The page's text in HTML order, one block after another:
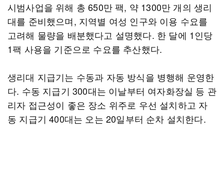
시범사업을 위해 총 650만 팩, 약 1300만 개의 생리
대를 준비했으며, 지역별 여성 인구와 이용 수요를
고려해 물량을 배분했다고 설명했다. 한 달에 1인당
1팩 사용을 기준으로 수요를 추산했다.
생리대 지급기는 수동과 자동 방식을 병행해 운영한
다. 수동 지급기 300대는 이날부터 여자화장실 등 관
리자 접근성이 좋은 장소 위주로 우선 설치하고 자
동 지급기 400대는 오는 20일부터 순차 설치한다.